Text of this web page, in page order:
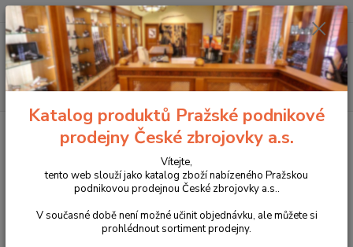
Menu
Hledat
+420 225 375 800
Propagační předměty a oděvy CZUB Oděvy CZUB
dlouhým rukávem CZUB 2024
Triko s dlouhým rukávem CZUB
Katalog produktů Pražské podnikové
prodejny České zbrojovky a.s.
Vítejte,
tento web slouží jako katalog zboží nabízeného Pražskou
podnikovou prodejnou České zbrojovky a.s..
V současné době není možné učinit objednávku, ale můžete si
prohlédnout sortiment prodejny.